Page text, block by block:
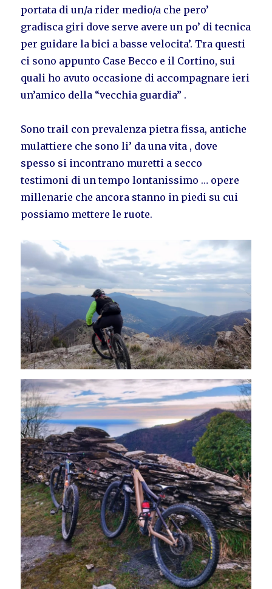
portata di un/a rider medio/a che pero’
gradisca giri dove serve avere un po’ di tecnica
per guidare la bici a basse velocita’. Tra questi
ci sono appunto Case Becco e il Cortino, sui
quali ho avuto occasione di accompagnare ieri
un’amico della “vecchia guardia” .
Sono trail con prevalenza pietra fissa, antiche
mulattiere che sono li’ da una vita , dove
spesso si incontrano muretti a secco
testimoni di un tempo lontanissimo … opere
millenarie che ancora stanno in piedi su cui
possiamo mettere le ruote.